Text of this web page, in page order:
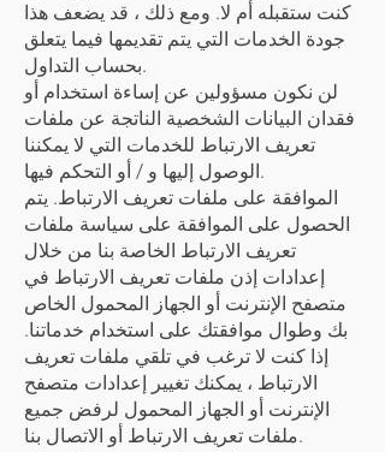
كنت ستقبله أم لا. ومع ذلك ، قد يضعف هذا
جودة الخدمات التي يتم تقديمها فيما يتعلق
بحساب التداول.
لن نكون مسؤولين عن إساءة استخدام أو
فقدان البيانات الشخصية الناتجة عن ملفات
تعريف الارتباط للخدمات التي لا يمكننا
الوصول إليها و / أو التحكم فيها.
الموافقة على ملفات تعريف الارتباط. يتم
الحصول على الموافقة على سياسة ملفات
تعريف الارتباط الخاصة بنا من خلال
إعدادات إذن ملفات تعريف الارتباط في
متصفح الإنترنت أو الجهاز المحمول الخاص
بك وطوال موافقتك على استخدام خدماتنا.
إذا كنت لا ترغب في تلقي ملفات تعريف
الارتباط ، يمكنك تغيير إعدادات متصفح
الإنترنت أو الجهاز المحمول لرفض جميع
ملفات تعريف الارتباط أو الاتصال بنا.